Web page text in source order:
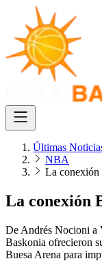
Últimas
NBA
La
La conexión
De Andrés Nocioni a
Baskonia ofrecieron
Buesa Arena para